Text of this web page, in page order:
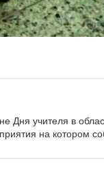
Дня учителя в
на котором